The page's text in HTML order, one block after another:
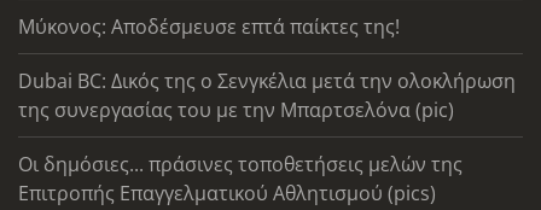
Μύκονος: Αποδέσμευσε επτά παίκτες της!
Dubai BC: Δικός της ο Σενγκέλια μετά την ολοκλήρωση
της συνεργασίας του με την Μπαρτσελόνα (pic)
Οι δημόσιες... πράσινες τοποθετήσεις μελών της
Επιτροπής Επαγγελματικού Αθλητισμού (pics)